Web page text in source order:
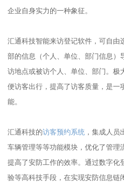
企业自身实力的一种象征。
汇通科技智能来访登记软件，可自由
部的信息（个人、单位、部门信息）
访地点或被访个人、单位、部门。极
便访客出行，提高了访客质量，是一
能。
汇通科技的访客预约系统 ，集成人员
车辆管理等等功能模块，优化了管理
提高了安防工作的效率。通过数字化
验等高科技手段，在实现安防信息链